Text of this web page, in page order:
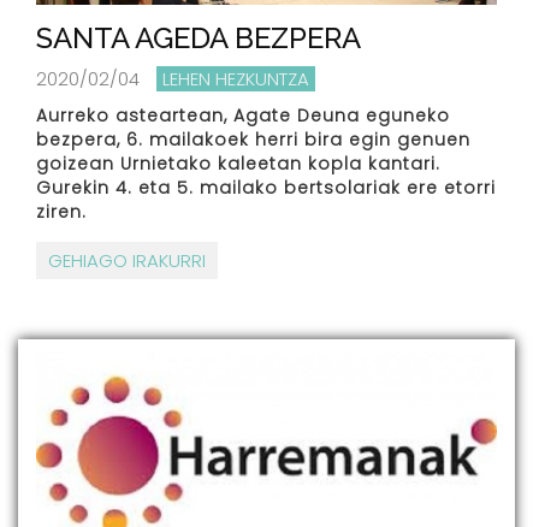
SANTA AGEDA BEZPERA
2020/02/04 LEHEN HEZKUNTZA
Aurreko asteartean, Agate Deuna eguneko
bezpera, 6. mailakoek herri bira egin genuen
goizean Urnietako kaleetan kopla kantari.
Gurekin 4. eta 5. mailako bertsolariak ere etorri
ziren.
GEHIAGO IRAKURRI